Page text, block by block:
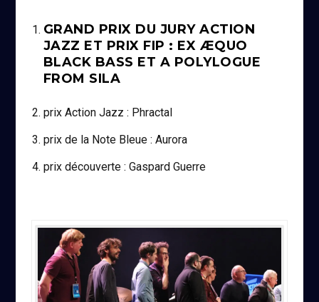
GRAND PRIX DU JURY ACTION
JAZZ ET PRIX FIP : EX ÆQUO
BLACK BASS ET A POLYLOGUE
FROM SILA
prix Action Jazz : Phractal
prix de la Note Bleue : Aurora
prix découverte : Gaspard Guerre